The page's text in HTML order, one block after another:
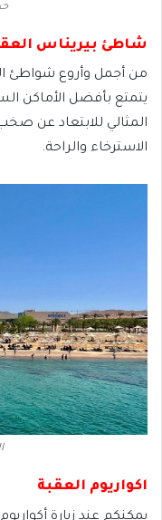
شاطئ بيريناس
من أجمل وأروع شواطئ
يتمتع بأفضل الأماكن
المثالي للابتعاد عن
الاسترخاء والراحة.
اكواريوم العقبة